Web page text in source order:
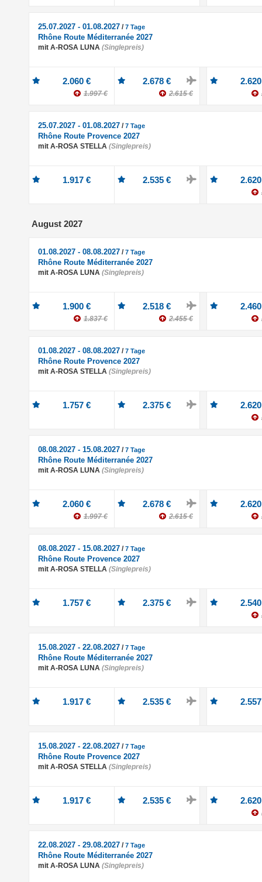
25.07.2027 - 01.08.2027 /7 Tage
Rhône Route Méditerranée 2027
mit A-ROSA LUNA (Singlepreis)
2.060 €
1.997 €
2.678 €
2.615 €
25.07.2027 - 01.08.2027 /7 Tage
Rhône Route Provence 2027
mit A-ROSA STELLA (Singlepreis)
1.917 € 2.535 €
August 2027
01.08.2027 - 08.08.2027 /7 Tage
Rhône Route Méditerranée 2027
mit A-ROSA LUNA (Singlepreis)
1.900 €
1.837 €
2.518 €
2.455 €
01.08.2027 - 08.08.2027 /7 Tage
Rhône Route Provence 2027
mit A-ROSA STELLA (Singlepreis)
1.757 € 2.375 €
08.08.2027 - 15.08.2027 /7 Tage
Rhône Route Méditerranée 2027
mit A-ROSA LUNA (Singlepreis)
2.060 €
1.997 €
2.678 €
2.615 €
08.08.2027 - 15.08.2027 /7 Tage
Rhône Route Provence 2027
mit A-ROSA STELLA (Singlepreis)
1.757 € 2.375 €
15.08.2027 - 22.08.2027 /7 Tage
Rhône Route Méditerranée 2027
mit A-ROSA LUNA (Singlepreis)
1.917 € 2.535 €
15.08.2027 - 22.08.2027 /7 Tage
Rhône Route Provence 2027
mit A-ROSA STELLA (Singlepreis)
1.917 € 2.535 €
22.08.2027 - 29.08.2027 /7 Tage
Rhône Route Méditerranée 2027
mit A-ROSA LUNA (Singlepreis)